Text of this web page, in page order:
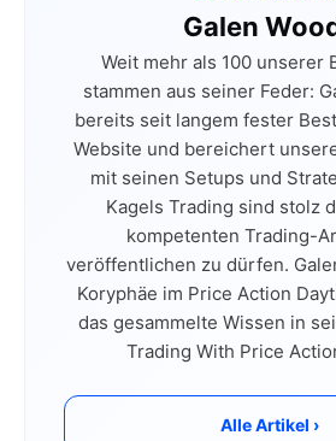
Galen
Weit mehr als 100 unserer
stammen aus seiner Feder:
bereits seit langem fester
Website und bereichert
mit seinen Setups und
Kagels Trading sind stolz
kompetenten Trading-
veröffentlichen zu dürfen.
Koryphäe im Price Action
das gesammelte Wissen in
Trading With Price
Alle Artikel ›